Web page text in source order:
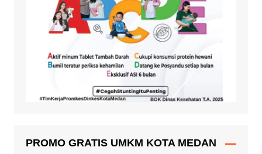
PROMO GRATIS UMKM KOTA MEDAN